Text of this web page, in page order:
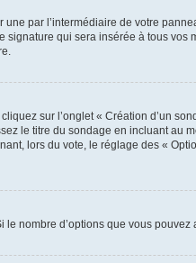
par l’intermédiaire de votre
qui sera insérée à tous
sur l’onglet « Création d’un
le titre du sondage en incluant
lors du vote, le réglage des «
nombre d’options que vous